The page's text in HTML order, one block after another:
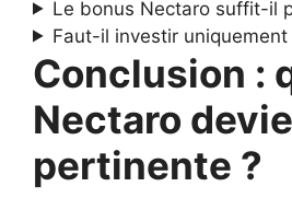
Le bonus Nectaro suffit-il
Faut-il investir
Conclusion :
Nectaro
pertinente ?